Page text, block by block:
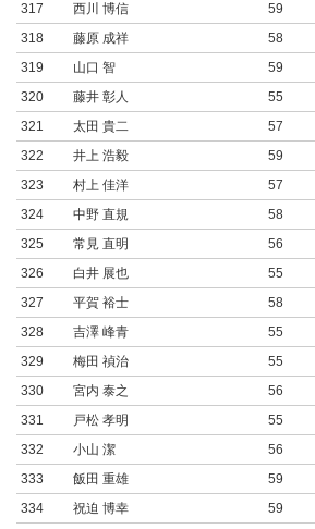
317
西川 博信 59
318
藤原 成祥 58
319
山口 智 59
320
藤井 彰人 55
321
太田 貴二 57
322
井上 浩毅 59
323
村上 佳洋 57
324
中野 直規 58
325
常見 直明 56
326
白井 展也 55
327
平賀 裕士 58
328
吉澤 峰青 55
329
梅田 禎治 55
330
宮内 泰之 56
331
戸松 孝明 55
332
小山 潔 56
333
飯田 重雄 59
334
祝迫 博幸 59